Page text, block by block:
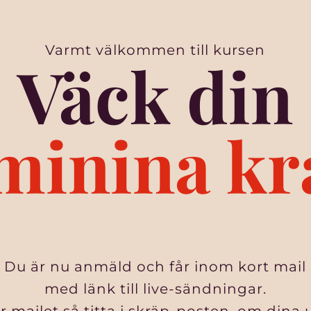
Varmt välkommen till kursen
Väck din
Du är nu anmäld och får inom kort mail
med länk till live-sändningar.